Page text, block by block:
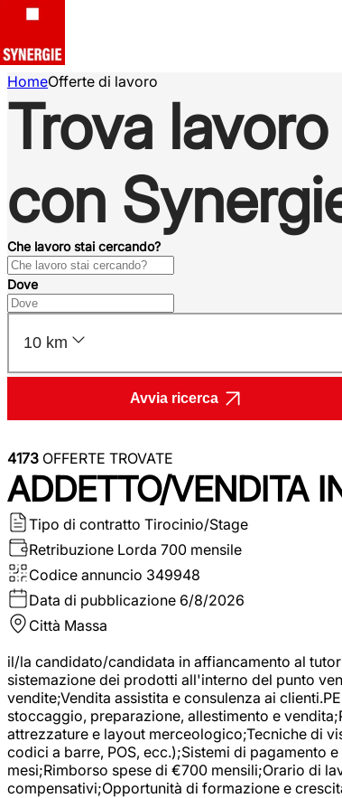
HomeOfferte di lavoro
Trova lavoro
con
Che lavoro stai cercando?
Dove
10 km
Avvia ricerca
4173 OFFERTE TROVATE
ADDETTO/VENDITA
Tipo di contratto Tirocinio/Stage
Retribuzione Lorda 700 mensile
Codice annuncio 349948
Data di pubblicazione 6/8/2026
Città Massa
il/la candidato/candidata in affiancamento al
sistemazione dei prodotti all'interno del punto
vendite;Vendita assistita e consulenza ai
stoccaggio, preparazione, allestimento e
attrezzature e layout merceologico;Tecniche di
codici a barre, POS, ecc.);Sistemi di pagamento
mesi;Rimborso spese di €700 mensili;Orario di
compensativi;Opportunità di formazione e